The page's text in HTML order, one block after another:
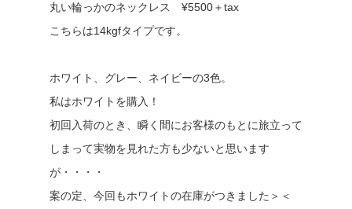
丸い輪っかのネックレス ¥5500＋tax
こちらは14kgfタイプです。
ホワイト、グレー、ネイビーの3色。
私はホワイトを購入！
初回入荷のとき、瞬く間にお客様のもとに旅立って
しまって実物を見れた方も少ないと思います
が・・・・
案の定、今回もホワイトの在庫がつきました＞＜